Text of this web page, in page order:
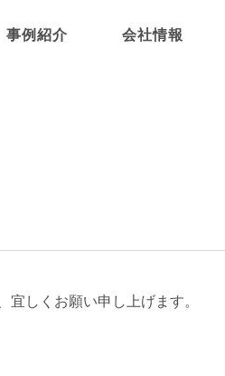
事例紹介 会社情報
しくお願い申し上げます。